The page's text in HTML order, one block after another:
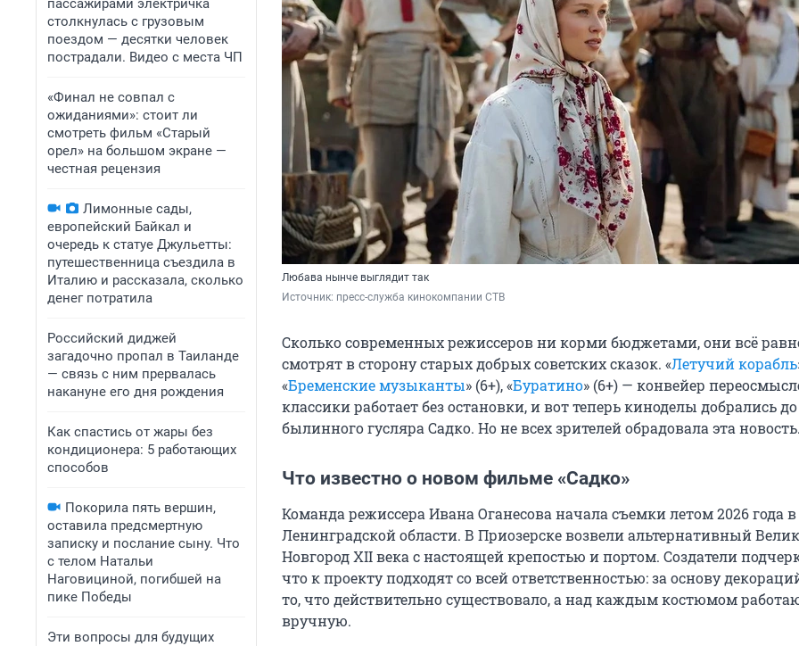
пассажирами электричка
столкнулась с грузовым
поездом — десятки человек
пострадали. Видео с места ЧП
«Финал не совпал с
ожиданиями»: стоит ли
смотреть фильм «Старый
орел» на большом экране —
честная рецензия
Лимонные сады,
европейский Байкал и
очередь к статуе Джульетты:
путешественница съездила в
Италию и рассказала, сколько
денег потратила
Российский диджей
загадочно пропал в Таиланде
— связь с ним прервалась
накануне его дня рождения
Как спастись от жары без
кондиционера: 5 работающих
способов
Покорила пять вершин,
оставила предсмертную
записку и послание сыну. Что
с телом Натальи
Наговициной, погибшей на
пике Победы
Эти вопросы для будущих
Любава нынче выглядит так
Источник: пресс-служба кинокомпании СТВ
Сколько современных режиссеров ни корми бюджетами, они всё
смотрят в сторону старых добрых советских сказок. «Летучий корабль
«Бременские музыканты» (6+), «Буратино» (6+) — конвейер
классики работает без остановки, и вот теперь киноделы добрались до
былинного гусляра Садко. Но не всех зрителей обрадовала эта
Что известно о новом фильме «Садко»
Команда режиссера Ивана Оганесова начала съемки летом 2026 года в
Ленинградской области. В Приозерске возвели альтернативный
Новгород XII века с настоящей крепостью и портом. Создатели
что к проекту подходят со всей ответственностью: за основу
то, что действительно существовало, а над каждым костюмом
вручную.